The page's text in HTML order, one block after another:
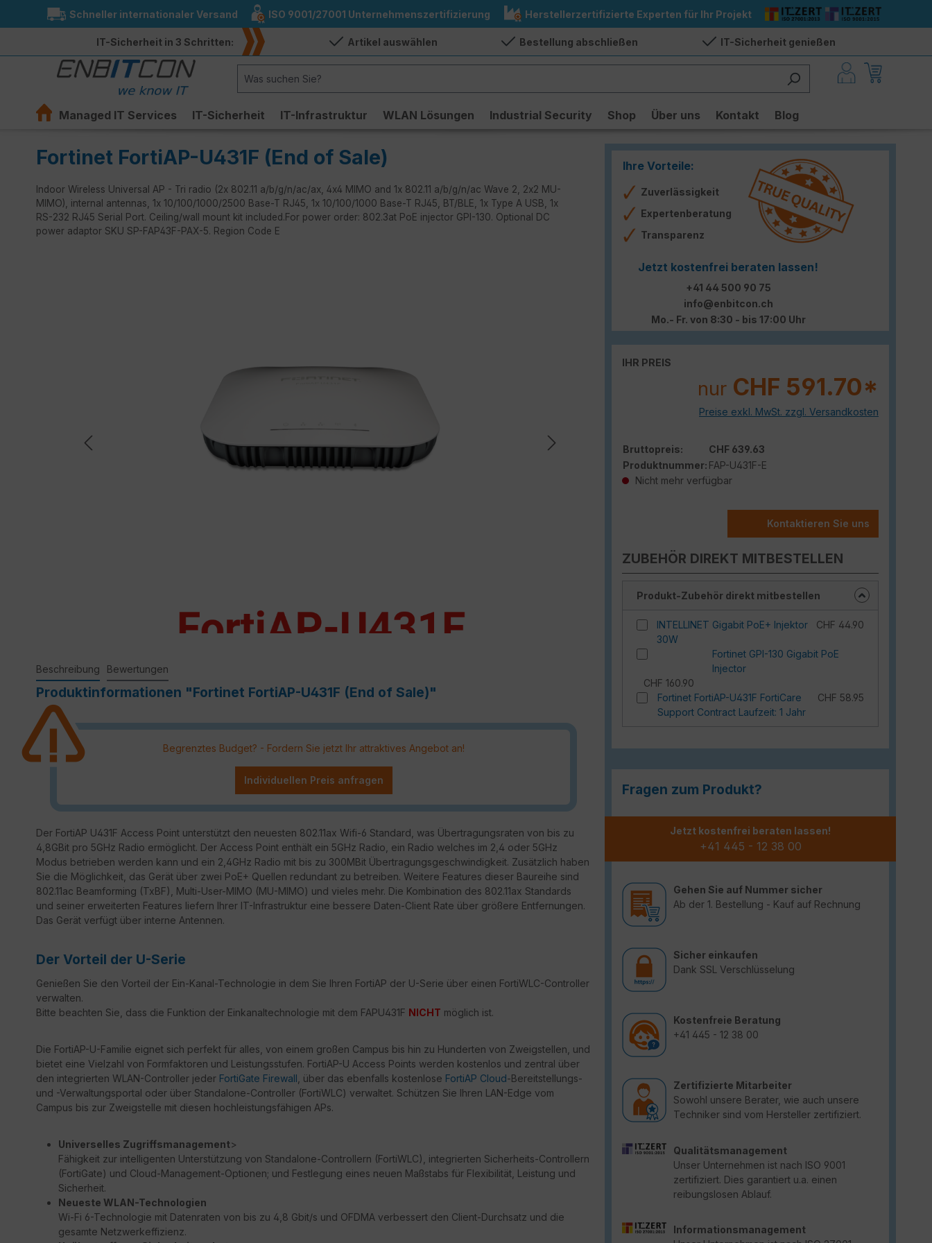
Zur Hauptnavigation springen
Schneller internationaler Versand ISO 9001/27001 Unternehmenszertifizierung Herstellerzertifizierte Experten für Ihr Projekt
IT-Sicherheit in 3 Schritten: Artikel auswählen Bestellung abschließen IT-Sicherheit genießen
Managed IT Services IT-Sicherheit IT-Infrastruktur WLAN Lösungen Industrial Security Shop Über uns Kontakt Blog
Fortinet FortiAP-U431F (End of Sale)
Indoor Wireless Universal AP - Tri radio (2x 802.11 a/b/g/n/ac/ax, 4x4 MIMO and 1x 802.11 a/b/g/n/ac Wave 2, 2x2 MU-
MIMO), internal antennas, 1x 10/100/1000/2500 Base-T RJ45, 1x 10/100/1000 Base-T RJ45, BT/BLE, 1x Type A USB, 1x
RS-232 RJ45 Serial Port. Ceiling/wall mount kit included.For power order: 802.3at PoE injector GPI-130. Optional DC
power adaptor SKU SP-FAP43F-PAX-5. Region Code E
Ihre Vorteile:
Zuverlässigkeit
Expertenberatung
Transparenz
Jetzt kostenfrei beraten lassen!
+41 44 500 90 75
info@enbitcon.ch
Mo.- Fr. von 8:30 - bis 17:00 Uhr
IHR PREIS
nur CHF 591.70*
Preise exkl. MwSt. zzgl. Versandkosten
Bruttopreis:
CHF 639.63
Produktnummer: FAP-U431F-E
Nicht mehr verfügbar
Kontaktieren Sie uns
ZUBEHÖR DIREKT MITBESTELLEN
Produkt-Zubehör direkt mitbestellen
INTELLINET Gigabit PoE+ Injektor
30W
CHF 44.90
Fortinet GPI-130 Gigabit PoE
Injector
CHF 160.90
Fortinet FortiAP-U431F FortiCare
Support Contract Laufzeit: 1 Jahr
CHF 58.95
Fragen zum Produkt?
Jetzt kostenfrei beraten lassen!
+41 445 - 12 38 00
Gehen Sie auf Nummer sicher
Ab der 1. Bestellung - Kauf auf Rechnung
Sicher einkaufen
Dank SSL Verschlüsselung
Kostenfreie Beratung
+41 445 - 12 38 00
Zertifizierte Mitarbeiter
Sowohl unsere Berater, wie auch unsere
Techniker sind vom Hersteller zertifiziert.
Qualitätsmanagement
Unser Unternehmen ist nach ISO 9001
zertifiziert. Dies garantiert u.a. einen
reibungslosen Ablauf.
Informationsmanagement
Beschreibung Bewertungen
Produktinformationen "Fortinet FortiAP-U431F (End of Sale)"
Begrenztes Budget? - Fordern Sie jetzt Ihr attraktives Angebot an!
Individuellen Preis anfragen
Der FortiAP U431F Access Point unterstützt den neuesten 802.11ax Wifi-6 Standard, was Übertragungsraten von bis zu
4,8GBit pro 5GHz Radio ermöglicht. Der Access Point enthält ein 5GHz Radio, ein Radio welches im 2,4 oder 5GHz
Modus betrieben werden kann und ein 2,4GHz Radio mit bis zu 300MBit Übertragungsgeschwindigkeit. Zusätzlich haben
Sie die Möglichkeit, das Gerät über zwei PoE+ Quellen redundant zu betreiben. Weitere Features dieser Baureihe sind
802.11ac Beamforming (TxBF), Multi-User-MIMO (MU-MIMO) und vieles mehr. Die Kombination des 802.11ax Standards
und seiner erweiterten Features liefern Ihrer IT-Infrastruktur eine bessere Daten-Client Rate über größere Entfernungen.
Das Gerät verfügt über interne Antennen.
Der Vorteil der U-Serie
Genießen Sie den Vorteil der Ein-Kanal-Technologie in dem Sie Ihren FortiAP der U-Serie über einen FortiWLC-Controller
verwalten.
Bitte beachten Sie, dass die Funktion der Einkanaltechnologie mit dem FAPU431F NICHT möglich ist.
Die FortiAP-U-Familie eignet sich perfekt für alles, von einem großen Campus bis hin zu Hunderten von Zweigstellen, und
bietet eine Vielzahl von Formfaktoren und Leistungsstufen. FortiAP-U Access Points werden kostenlos und zentral über
den integrierten WLAN-Controller jeder FortiGate Firewall , über das ebenfalls kostenlose FortiAP Cloud-Bereitstellungs-
und -Verwaltungsportal oder über Standalone-Controller (FortiWLC) verwaltet. Schützen Sie Ihren LAN-Edge vom
Campus bis zur Zweigstelle mit diesen hochleistungsfähigen APs.
Universelles Zugriffsmanagement>
Fähigkeit zur intelligenten Unterstützung von Standalone-Controllern (FortiWLC), integrierten Sicherheits-Controllern
(FortiGate) und Cloud-Management-Optionen; und Festlegung eines neuen Maßstabs für Flexibilität, Leistung und
Sicherheit.
Neueste WLAN-Technologien
Wi-Fi 6-Technologie mit Datenraten von bis zu 4,8 Gbit/s und OFDMA verbessert den Client-Durchsatz und die
gesamte Netzwerkeffizienz.